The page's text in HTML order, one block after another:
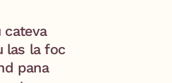
cateva
las la foc
pana